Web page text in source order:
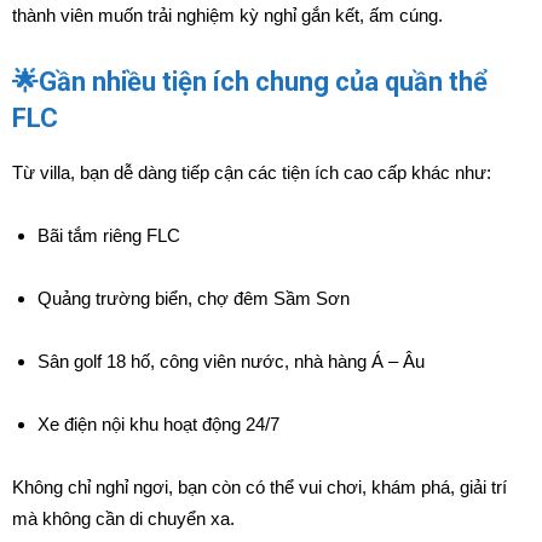
thành viên muốn trải nghiệm kỳ nghỉ gắn kết, ấm cúng.
🌟Gần nhiều tiện ích chung của quần thể
FLC
Từ villa, bạn dễ dàng tiếp cận các tiện ích cao cấp khác như:
Bãi tắm riêng FLC
Quảng trường biển, chợ đêm Sầm Sơn
Sân golf 18 hố, công viên nước, nhà hàng Á – Âu
Xe điện nội khu hoạt động 24/7
Không chỉ nghỉ ngơi, bạn còn có thể vui chơi, khám phá, giải trí
mà không cần di chuyển xa.